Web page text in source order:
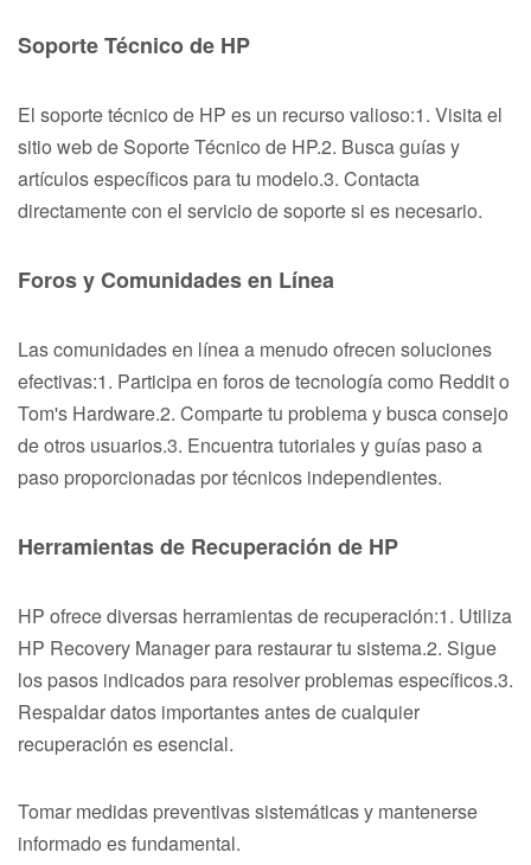
Soporte Técnico de HP
El soporte técnico de HP es un recurso valioso:1. Visita el
sitio web de Soporte Técnico de HP.2. Busca guías y
artículos específicos para tu modelo.3. Contacta
directamente con el servicio de soporte si es necesario.
Foros y Comunidades en Línea
Las comunidades en línea a menudo ofrecen soluciones
efectivas:1. Participa en foros de tecnología como Reddit o
Tom's Hardware.2. Comparte tu problema y busca consejo
de otros usuarios.3. Encuentra tutoriales y guías paso a
paso proporcionadas por técnicos independientes.
Herramientas de Recuperación de HP
HP ofrece diversas herramientas de recuperación:1. Utiliza
HP Recovery Manager para restaurar tu sistema.2. Sigue
los pasos indicados para resolver problemas específicos.3.
Respaldar datos importantes antes de cualquier
recuperación es esencial.
Tomar medidas preventivas sistemáticas y mantenerse
informado es fundamental.